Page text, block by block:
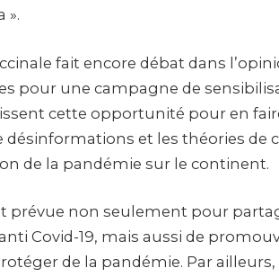
».
fait encore débat dans
pour une campagne de
cette opportunité pour en
désinformations et les théories de
de la pandémie sur le continent.
prévue non seulement pour
Covid-19, mais aussi de
de la pandémie. Par ailleurs,